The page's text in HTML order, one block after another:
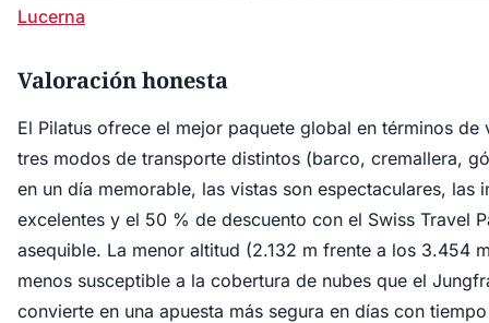
Lucerna
Valoración honesta
El Pilatus ofrece el mejor paquete global en términos de
tres modos de transporte distintos (barco, cremallera,
en un día memorable, las vistas son espectaculares, las
excelentes y el 50 % de descuento con el Swiss Travel
asequible. La menor altitud (2.132 m frente a los 3.454
menos susceptible a la cobertura de nubes que el
convierte en una apuesta más segura en días con